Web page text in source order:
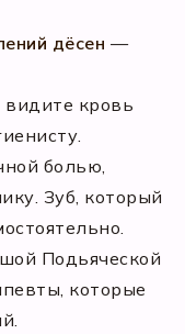
дёсен —
видите кровь
болью,
Зуб, который
Подьяческой
которые